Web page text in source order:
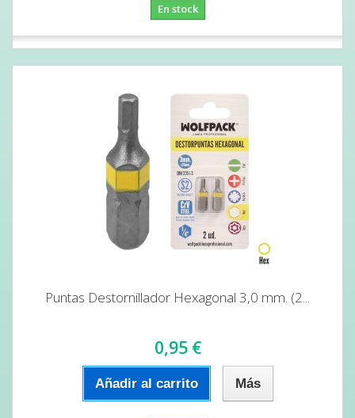
En stock
Puntas Destornillador Hexagonal 3,0 mm. (2...
0,95 €
Añadir al carrito Más